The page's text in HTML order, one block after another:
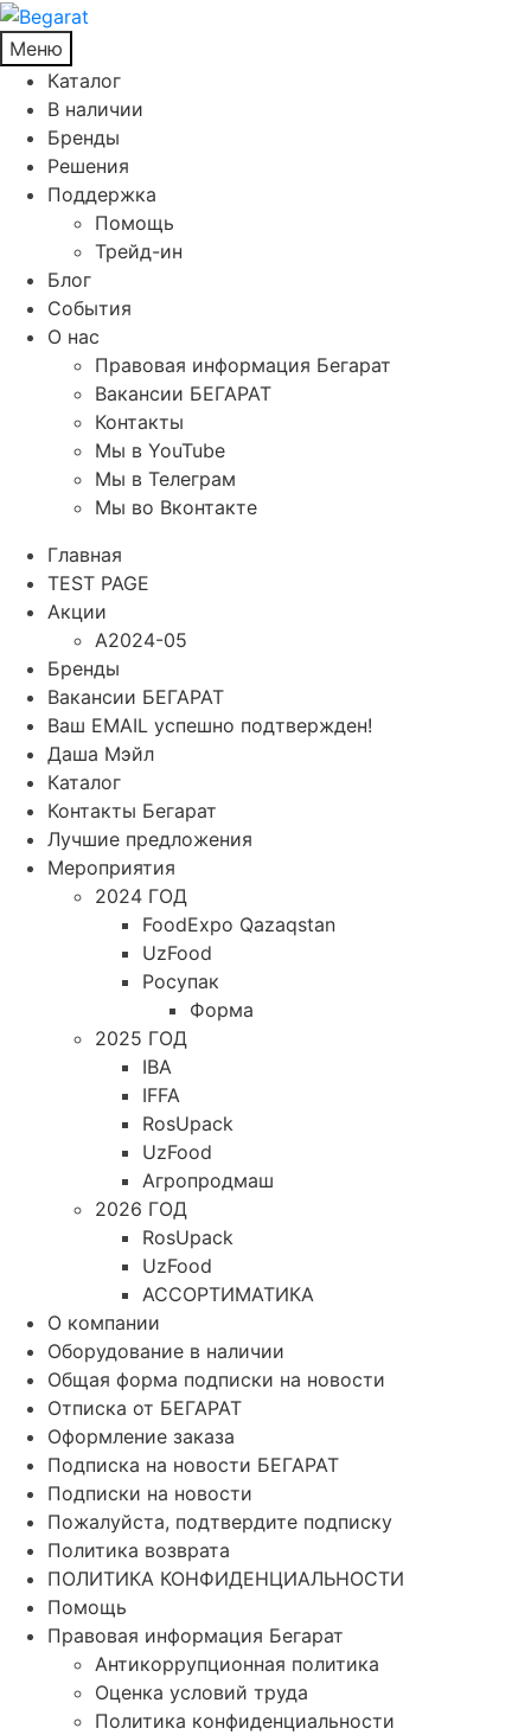
Меню
Каталог
В наличии
Бренды
Решения
Поддержка
Помощь
Трейд-ин
Блог
События
О нас
Правовая информация Бегарат
Вакансии БЕГАРАТ
Контакты
Мы в YouTube
Мы в Телеграм
Мы во Вконтакте
Главная
TEST PAGE
Акции
A2024-05
Бренды
Вакансии БЕГАРАТ
Ваш EMAIL успешно подтвержден!
Даша Мэйл
Каталог
Контакты Бегарат
Лучшие предложения
Мероприятия
2024 ГОД
FoodExpo Qazaqstan
UzFood
Росупак
Форма
2025 ГОД
IBA
IFFA
RosUpack
UzFood
Агропродмаш
2026 ГОД
RosUpack
UzFood
АССОРТИМАТИКА
О компании
Оборудование в наличии
Общая форма подписки на новости
Отписка от БЕГАРАТ
Оформление заказа
Подписка на новости БЕГАРАТ
Подписки на новости
Пожалуйста, подтвердите подписку
Политика возврата
ПОЛИТИКА КОНФИДЕНЦИАЛЬНОСТИ
Помощь
Правовая информация Бегарат
Антикоррупционная политика
Оценка условий труда
Политика конфиденциальности